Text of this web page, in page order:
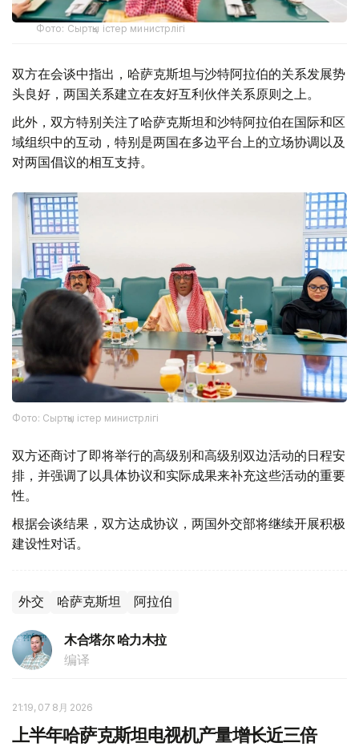
Фото: Сыртқы істер министрлігі
双方在会谈中指出，哈萨克斯坦与沙特阿拉伯的关系发展势
头良好，两国关系建立在友好互利伙伴关系原则之上。
此外，双方特别关注了哈萨克斯坦和沙特阿拉伯在国际和区
域组织中的互动，特别是两国在多边平台上的立场协调以及
对两国倡议的相互支持。
Фото: Сыртқы істер министрлігі
双方还商讨了即将举行的高级别和高级别双边活动的日程安
排，并强调了以具体协议和实际成果来补充这些活动的重要
性。
根据会谈结果，双方达成协议，两国外交部将继续开展积极
建设性对话。
外交 哈萨克斯坦 阿拉伯
木合塔尔 哈力木拉
编译
21:19, 07 8月 2026
上半年哈萨克斯坦电视机产量增长近三倍